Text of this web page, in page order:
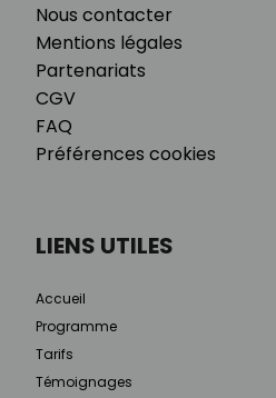
Nous contacter
Mentions légales
Partenariats
CGV
FAQ
Préférences cookies
LIENS UTILES
Accueil
Programme
Tarifs
Témoignages